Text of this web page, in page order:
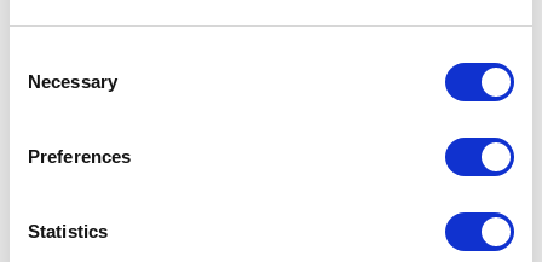
Selection
Necessary
Preferences
Statistics
11 settembre H 18–21
→Paris flagship store